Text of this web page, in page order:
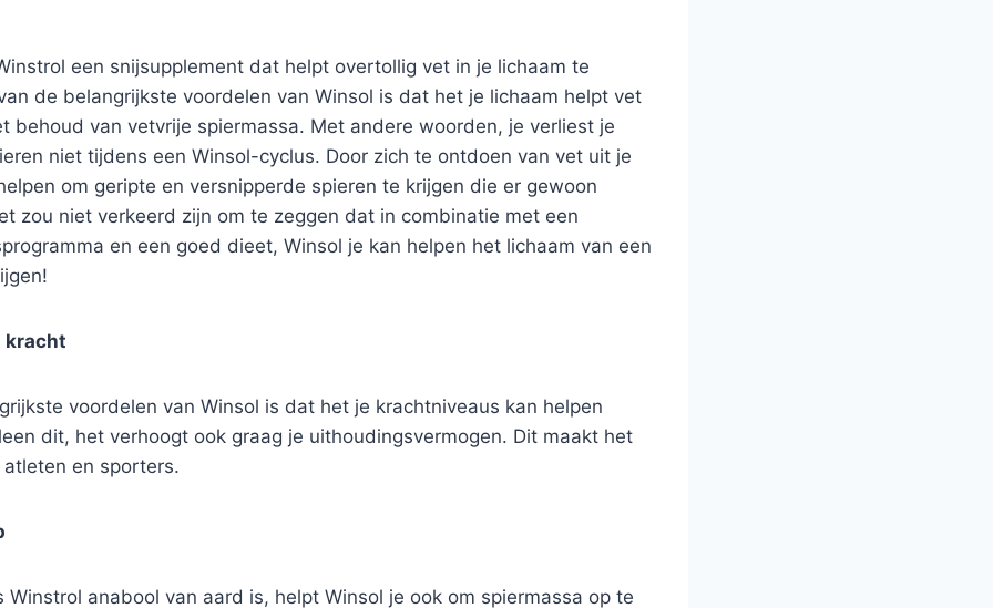
een snijsupplement dat helpt overtollig vet in je lichaam te
de belangrijkste voordelen van Winsol is dat het je lichaam helpt vet
behoud van vetvrije spiermassa. Met andere woorden, je verliest je
niet tijdens een Winsol-cyclus. Door zich te ontdoen van vet uit je
om geripte en versnipperde spieren te krijgen die er gewoon
zou niet verkeerd zijn om te zeggen dat in combinatie met een
en een goed dieet, Winsol je kan helpen het lichaam van een
kracht
voordelen van Winsol is dat het je krachtniveaus kan helpen
dit, het verhoogt ook graag je uithoudingsvermogen. Dit maakt het
en sporters.
Winstrol anabool van aard is, helpt Winsol je ook om spiermassa op te